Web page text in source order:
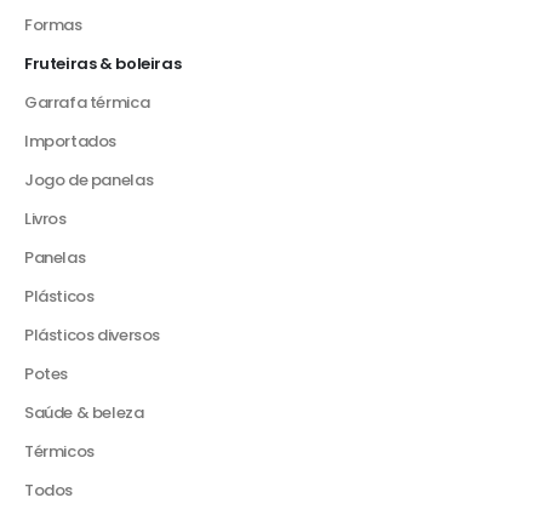
Formas
Fruteiras & boleiras
Garrafa térmica
Importados
Jogo de panelas
Livros
Panelas
Plásticos
Plásticos diversos
Potes
Saúde & beleza
Térmicos
Todos